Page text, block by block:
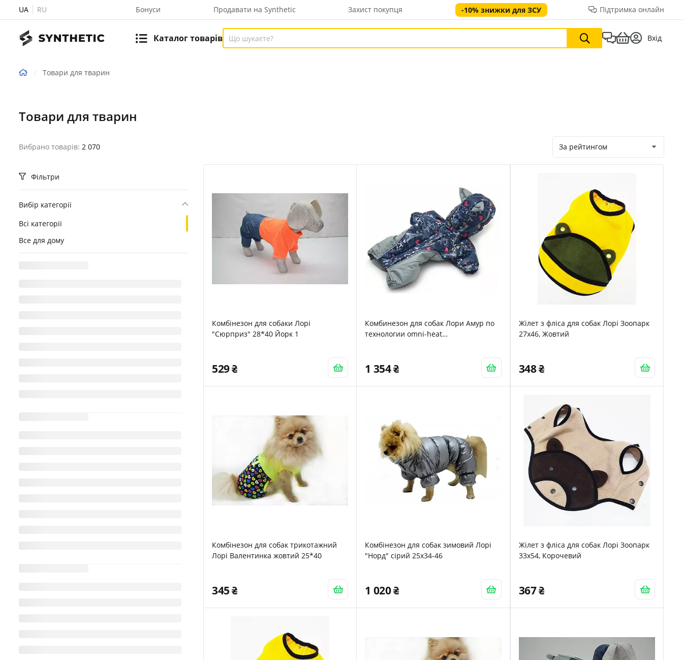
UA RU Бонуси Продавати на Synthetic Захист покупця -10% знижки для ЗСУ Підтримка онлайн
Каталог товарів Вхід
Товари для тварин
Товари для тварин
Вибрано товарів: 2 070 За рейтингом
Фільтри
Вибір категорії
Всі категорії
Все для дому
Комбінезон для собаки Лорі
"Сюрприз" 28*40 Йорк 1
529
Комбинезон для собак Лори Амур по
технологии omni-heat
1 354
Жілет з фліса для собак Лорі Зоопарк
27х46, Жовтий
348
Комбінезон для собак трикотажний
Лорі Валентинка жовтий 25*40
345
Комбінезон для собак зимовий Лорі
"Норд" сірий 25х34-46
1 020
Жілет з фліса для собак Лорі Зоопарк
33х54, Корочевий
367